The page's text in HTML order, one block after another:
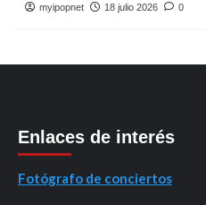
myipopnet 18 julio 2026 0
Enlaces de interés
Fotógrafo de conciertos